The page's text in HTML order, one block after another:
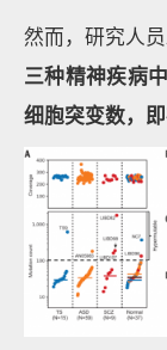
然而，研究人员
三种精神疾病
细胞突变数，